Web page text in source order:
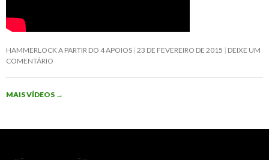
HAMMERLOCK A PARTIR DO 4 APOIOS 23 DE FEVEREIRO DE 2015
DEIXE UM
COMENTÁRIO
MAIS VÍDEOS →